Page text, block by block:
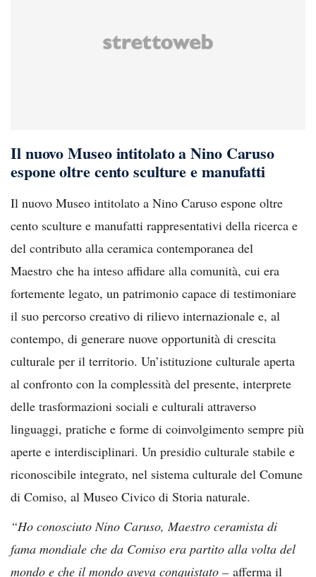
Il nuovo Museo intitolato a Nino Caruso
espone oltre cento sculture e manufatti
Il nuovo Museo intitolato a Nino Caruso espone oltre
cento sculture e manufatti rappresentativi della ricerca e
del contributo alla ceramica contemporanea del
Maestro che ha inteso affidare alla comunità, cui era
fortemente legato, un patrimonio capace di testimoniare
il suo percorso creativo di rilievo internazionale e, al
contempo, di generare nuove opportunità di crescita
culturale per il territorio. Un’istituzione culturale aperta
al confronto con la complessità del presente, interprete
delle trasformazioni sociali e culturali attraverso
linguaggi, pratiche e forme di coinvolgimento sempre più
aperte e interdisciplinari. Un presidio culturale stabile e
riconoscibile integrato, nel sistema culturale del Comune
di Comiso, al Museo Civico di Storia naturale.
“Ho conosciuto Nino Caruso, Maestro ceramista di
fama mondiale che da Comiso era partito alla volta del
mondo e che il mondo aveva conquistato – afferma il